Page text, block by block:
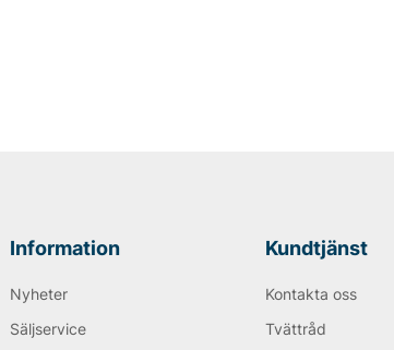
Information
Nyheter
Säljservice
Kundtjänst
Kontakta oss
Tvättråd